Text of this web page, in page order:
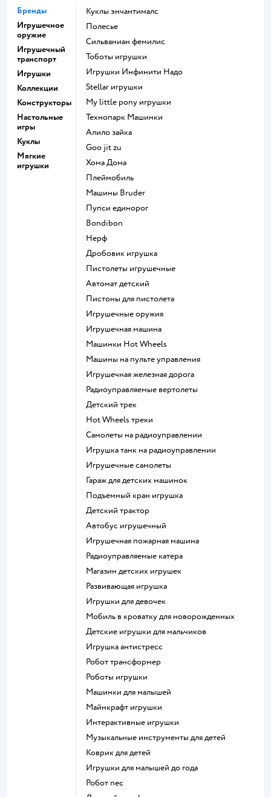
Бренды
Игрушечное
оружие
Игрушечный
транспорт
Игрушки
Коллекции
Конструкторы
Настольные
игры
Куклы
Мягкие
игрушки
Куклы энчантималс
Полесье
Сильваниан фемилис
Тоботы игрушки
Игрушки Инфинити Надо
Stellar игрушки
my little pony игрушки
Технопарк Машинки
Алило зайка
Goo jit zu
Хома Дома
Плеймобиль
Машины Bruder
Пупси единорог
Bondibon
Нерф
Дробовик игрушка
Пистолеты игрушечные
Автомат детский
Пистоны для пистолета
Игрушечные оружия
Игрушечная машина
Машинки Hot Wheels
Машины на пульте управления
Игрушечная железная дорога
Радиоуправляемые вертолеты
Детский трек
Hot Wheels треки
Самолеты на радиоуправлении
Игрушка танк на радиоуправлении
Игрушечные самолеты
Гараж для детских машинок
Подъемный кран игрушка
Детский трактор
Автобус игрушечный
Игрушечная пожарная машина
Радиоуправляемые катера
Магазин детских игрушек
Развивающая игрушка
Игрушки для девочек
Мобиль в кроватку для новорожденных
Детские игрушки для мальчиков
Игрушка антистресс
Робот трансформер
Роботы игрушки
Машинки для малышей
Майнкрафт игрушки
Интерактивные игрушки
Музыкальные инструменты для детей
Коврик для детей
Игрушки для малышей до года
Робот пес